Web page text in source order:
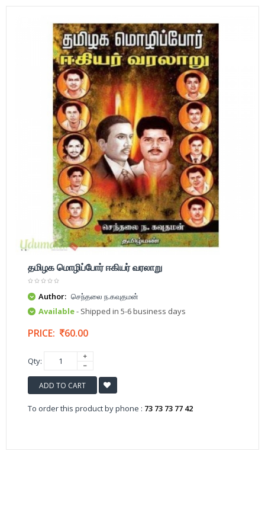
தமிழக மொழிப்போர் ஈகியர் வரலாறு
Author: செந்தலை ந.கவுதமன்
Available- Shipped in 5-6 business days
PRICE: 60.00
Qty:
ADD TO CART
To order this product by phone : 73 73 73 77 42